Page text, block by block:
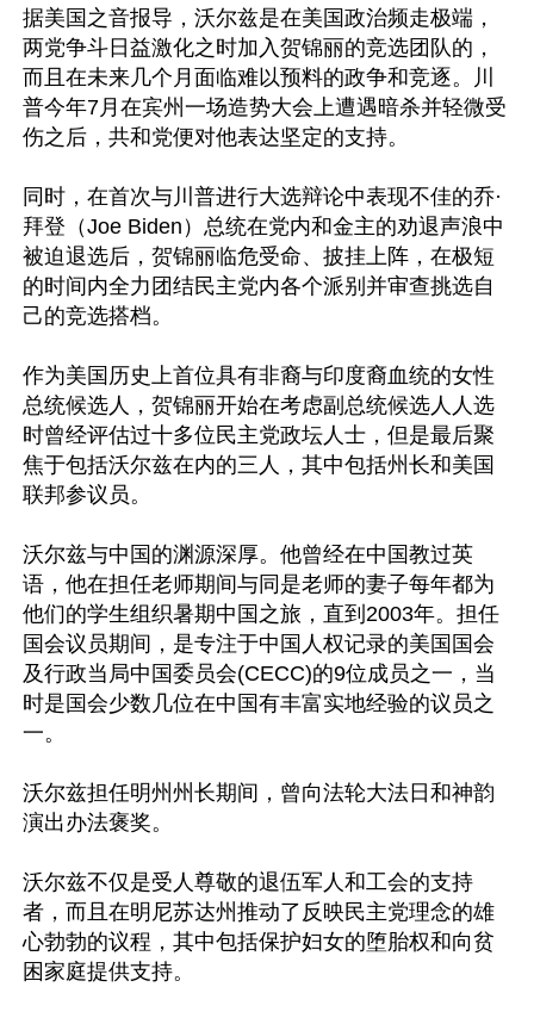
据美国之音报导，沃尔兹是在美国政治频走极端，
两党争斗日益激化之时加入贺锦丽的竞选团队的，
而且在未来几个月面临难以预料的政争和竞逐。川
普今年7月在宾州一场造势大会上遭遇暗杀并轻微受
伤之后，共和党便对他表达坚定的支持。
同时，在首次与川普进行大选辩论中表现不佳的乔·
拜登（Joe Biden）总统在党内和金主的劝退声浪中
被迫退选后，贺锦丽临危受命、披挂上阵，在极短
的时间内全力团结民主党内各个派别并审查挑选自
己的竞选搭档。
作为美国历史上首位具有非裔与印度裔血统的女性
总统候选人，贺锦丽开始在考虑副总统候选人人选
时曾经评估过十多位民主党政坛人士，但是最后聚
焦于包括沃尔兹在内的三人，其中包括州长和美国
联邦参议员。
沃尔兹与中国的渊源深厚。他曾经在中国教过英
语，他在担任老师期间与同是老师的妻子每年都为
他们的学生组织暑期中国之旅，直到2003年。担任
国会议员期间，是专注于中国人权记录的美国国会
及行政当局中国委员会(CECC)的9位成员之一，当
时是国会少数几位在中国有丰富实地经验的议员之
一。
沃尔兹担任明州州长期间，曾向法轮大法日和神韵
演出办法褒奖。
沃尔兹不仅是受人尊敬的退伍军人和工会的支持
者，而且在明尼苏达州推动了反映民主党理念的雄
心勃勃的议程，其中包括保护妇女的堕胎权和向贫
困家庭提供支持。